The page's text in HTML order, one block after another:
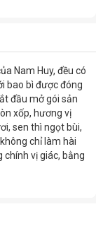
Nam Huy, đều có
bao bì được đóng
đầu mở gói sản
xốp, hương vị
sen thì ngọt bùi,
chỉ làm hài
chính vị giác, bằng